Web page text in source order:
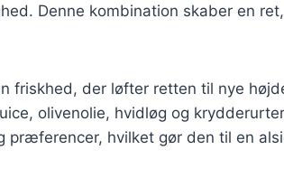
Denne kombination skaber en
friskhed, der løfter retten til nye
olivenolie, hvidløg og
præferencer, hvilket gør den til en